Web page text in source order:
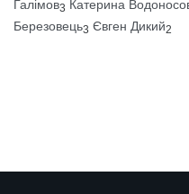
Галімов3 Катерина
Березовець3 Євген Дикий2